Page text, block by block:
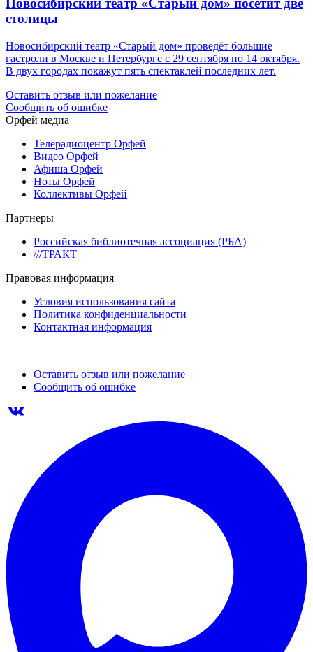
Новосибирский театр «Старый дом» посетит две
столицы
Новосибирский театр «Старый дом» проведёт большие
гастроли в Москве и Петербурге с 29 сентября по 14 октября.
В двух городах покажут пять спектаклей последних лет.
Оставить отзыв или пожелание
Сообщить об ошибке
Орфей медиа
Телерадиоцентр Орфей
Видео Орфей
Афиша Орфей
Ноты Орфей
Коллективы Орфей
Партнеры
Российская библиотечная ассоциация (РБА)
///ТРАКТ
Правовая информация
Условия использования сайта
Политика конфиденциальности
Контактная информация
Оставить отзыв или пожелание
Сообщить об ошибке